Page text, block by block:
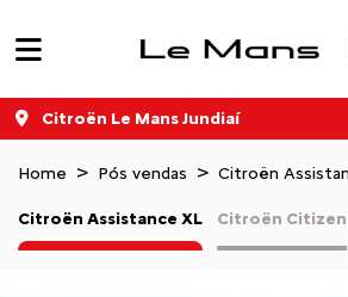
Citroën Le Mans Jundiaí
Home Pós vendas Citroën
Citroën Citizen
Citroën Assistance XL